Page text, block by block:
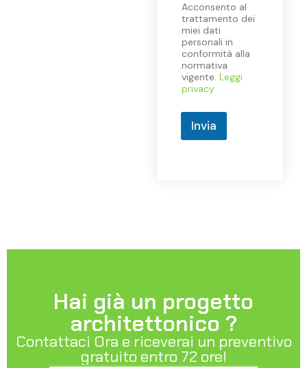
Acconsento al
trattamento dei
miei dati
personali in
conformità alla
normativa
vigente. Leggi
privacy
Invia
Hai già un progetto
architettonico ?
Contattaci Ora e riceverai un preventivo
gratuito entro 72 ore!